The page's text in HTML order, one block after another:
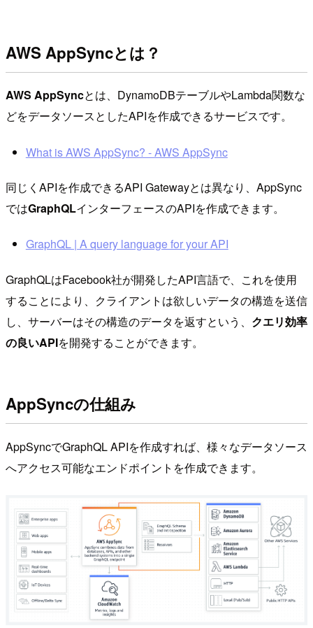
AWS AppSyncとは？
AWS AppSyncとは、DynamoDBテーブルやLambda関数な
どをデータソースとしたAPIを作成できるサービスです。
What is AWS AppSync? - AWS AppSync
同じくAPIを作成できるAPI Gatewayとは異なり、AppSync
ではGraphQLインターフェースのAPIを作成できます。
GraphQL | A query language for your API
GraphQLはFacebook社が開発したAPI言語で、これを使用
することにより、クライアントは欲しいデータの構造を送信
し、サーバーはその構造のデータを返すという、 クエリ効率
の良いAPIを開発することができます。
AppSyncの仕組み
AppSyncでGraphQL APIを作成すれば、様々なデータソース
へアクセス可能なエンドポイントを作成できます。